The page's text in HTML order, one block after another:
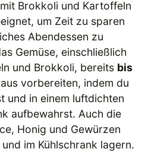
Brokkoli und Kartoffeln
um Zeit zu sparen
Abendessen zu
Gemüse, einschließlich
und Brokkoli, bereits bis
vorbereiten, indem du
und in einem luftdichten
aufbewahrst. Auch die
Honig und Gewürzen
im Kühlschrank lagern.